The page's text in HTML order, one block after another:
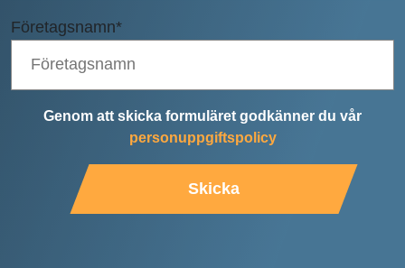
Företagsnamn*
Genom att skicka formuläret godkänner du vår
personuppgiftspolicy
Skicka